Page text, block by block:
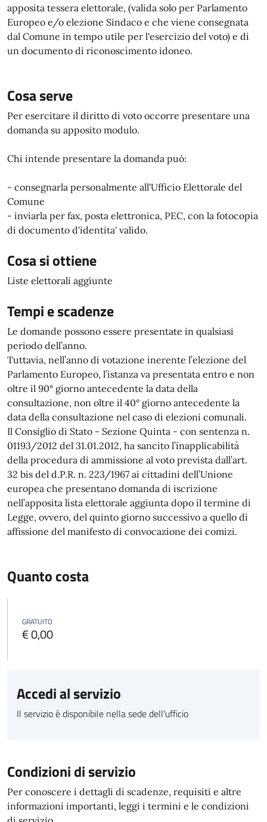
apposita tessera elettorale, (valida solo per Parlamento
Europeo e/o elezione Sindaco e che viene consegnata
dal Comune in tempo utile per l'esercizio del voto) e di
un documento di riconoscimento idoneo.
Cosa serve
Per esercitare il diritto di voto occorre presentare una
domanda su apposito modulo.
Chi intende presentare la domanda può:
- consegnarla personalmente all'Ufficio Elettorale del
Comune
- inviarla per fax, posta elettronica, PEC, con la fotocopia
di documento d'identita' valido.
Cosa si ottiene
Liste elettorali aggiunte
Tempi e scadenze
Le domande possono essere presentate in qualsiasi
periodo dell’anno.
Tuttavia, nell’anno di votazione inerente l’elezione del
Parlamento Europeo, l’istanza va presentata entro e non
oltre il 90° giorno antecedente la data della
consultazione, non oltre il 40° giorno antecedente la
data della consultazione nel caso di elezioni comunali.
Il Consiglio di Stato - Sezione Quinta - con sentenza n.
01193/2012 del 31.01.2012, ha sancito l’inapplicabilità
della procedura di ammissione al voto prevista dall’art.
32 bis del d.P.R. n. 223/1967 ai cittadini dell’Unione
europea che presentano domanda di iscrizione
nell’apposita lista elettorale aggiunta dopo il termine di
Legge, ovvero, del quinto giorno successivo a quello di
affissione del manifesto di convocazione dei comizi.
Quanto costa
GRATUITO
€ 0,00
Accedi al servizio
Il servizio è disponibile nella sede dell'ufficio
Condizioni di servizio
Per conoscere i dettagli di scadenze, requisiti e altre
informazioni importanti, leggi i termini e le condizioni